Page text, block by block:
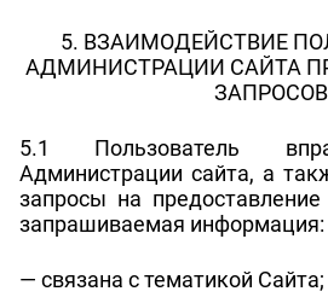
5. ВЗАИМОДЕЙСТВИЕ
АДМИНИСТРАЦИИ САЙТА
ЗАПРОСОВ
5.1 Пользователь
Администрации сайта, а
запросы на
запрашиваемая информация:
— связана с тематикой Сайта;